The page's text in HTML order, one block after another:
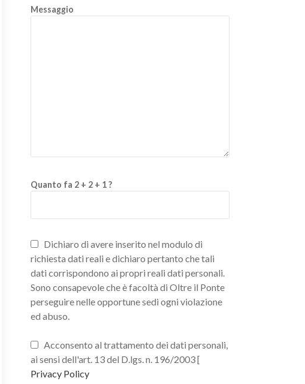
Messaggio
Quanto fa 2 + 2 + 1 ?
Dichiaro di avere inserito nel modulo di
richiesta dati reali e dichiaro pertanto che tali
dati corrispondono ai propri reali dati personali.
Sono consapevole che è facoltà di Oltre il Ponte
perseguire nelle opportune sedi ogni violazione
ed abuso.
Acconsento al trattamento dei dati personali,
ai sensi dell'art. 13 del D.lgs. n. 196/2003 [
Privacy Policy